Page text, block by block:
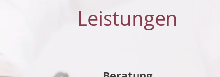
Leistungen